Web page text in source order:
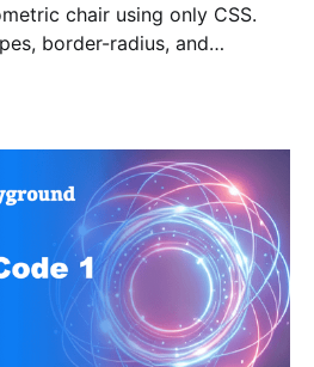
chair using only CSS.
border-radius, and